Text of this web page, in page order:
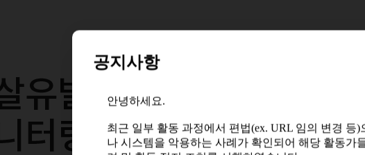
안녕하세요.
최근 일부 활동 과정에서 편법(ex. URL 임의 변경 등
공지사항
안녕하세요.
최근 일부 활동 과정에서 편법(ex. URL 임의 변경 등
나 시스템을 악용하는 사례가 확인되어 해당 활동가